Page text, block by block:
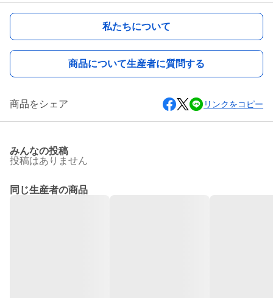
私たちについて
商品について生産者に質問する
商品をシェア リンクをコピー
みんなの投稿
投稿はありません
同じ生産者の商品